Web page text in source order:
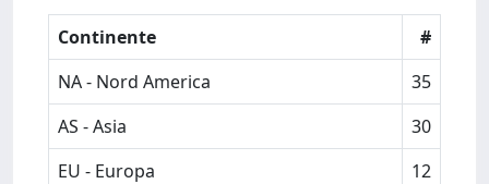
Continente
#
NA - Nord America
35
AS - Asia
30
EU - Europa
12